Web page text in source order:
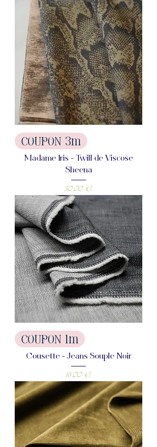
COUPON 3m
Madame Iris - Twill de Viscose
Sheena
Prix
50,00 €
COUPON 1m
Cousette - Jeans Souple Noir
Prix
18,00 €